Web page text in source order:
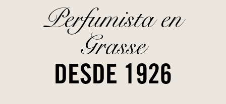
Perfumista en
Grasse
DESDE 1926